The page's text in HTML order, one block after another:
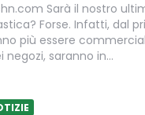
Sarà il nostro
Forse. Infatti, dal
più essere
negozi, saranno in…